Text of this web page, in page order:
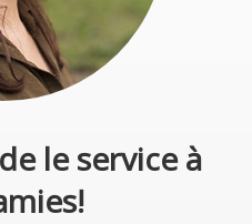
le service à